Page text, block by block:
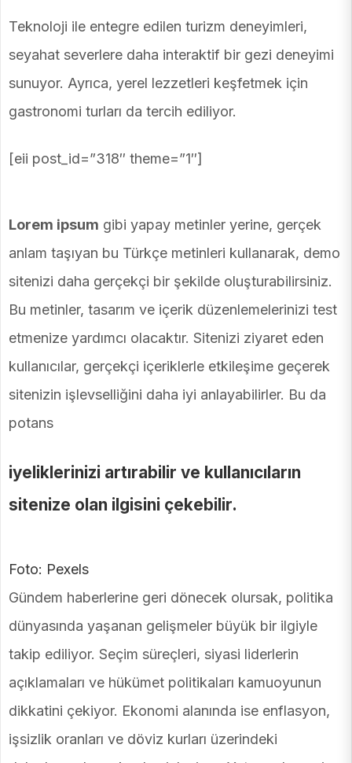
Teknoloji ile entegre edilen turizm deneyimleri,
seyahat severlere daha interaktif bir gezi deneyimi
sunuyor. Ayrıca, yerel lezzetleri keşfetmek için
gastronomi turları da tercih ediliyor.
[eii post_id=”318″ theme=”1″]
Lorem ipsum gibi yapay metinler yerine, gerçek
anlam taşıyan bu Türkçe metinleri kullanarak, demo
sitenizi daha gerçekçi bir şekilde oluşturabilirsiniz.
Bu metinler, tasarım ve içerik düzenlemelerinizi test
etmenize yardımcı olacaktır. Sitenizi ziyaret eden
kullanıcılar, gerçekçi içeriklerle etkileşime geçerek
sitenizin işlevselliğini daha iyi anlayabilirler. Bu da
potans
iyeliklerinizi artırabilir ve kullanıcıların
sitenize olan ilgisini çekebilir.
Foto: Pexels
Gündem haberlerine geri dönecek olursak, politika
dünyasında yaşanan gelişmeler büyük bir ilgiyle
takip ediliyor. Seçim süreçleri, siyasi liderlerin
açıklamaları ve hükümet politikaları kamuoyunun
dikkatini çekiyor. Ekonomi alanında ise enflasyon,
işsizlik oranları ve döviz kurları üzerindeki